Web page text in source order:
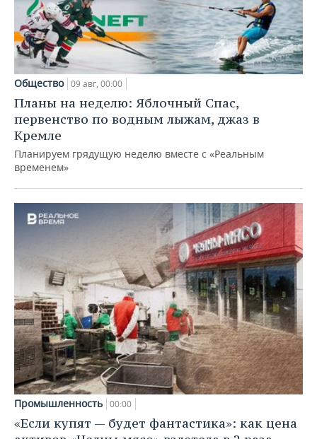
Общество 09 авг, 00:00
Планы на неделю: Яблочный Спас,
первенство по водным лыжам, джаз в
Кремле
Планируем грядущую неделю вместе с «Реальным
временем»
Промышленность 00:00
«Если купят — будет фантастика»: как цена